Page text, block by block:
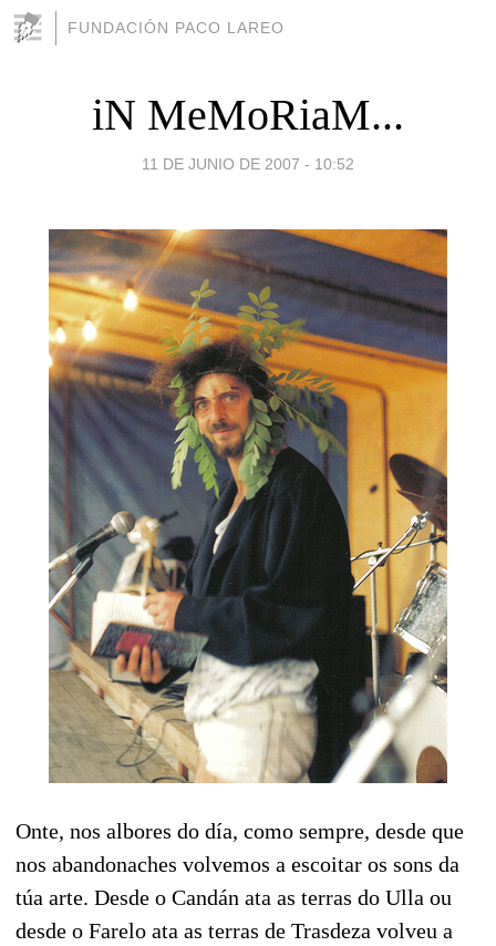
FUNDACIÓN PACO LAREO
iN MeMoRiaM...
11 DE JUNIO DE 2007 - 10:52
Onte, nos albores do día, como sempre, desde que
nos abandonaches volvemos a escoitar os sons da
túa arte. Desde o Candán ata as terras do Ulla ou
desde o Farelo ata as terras de Trasdeza volveu a